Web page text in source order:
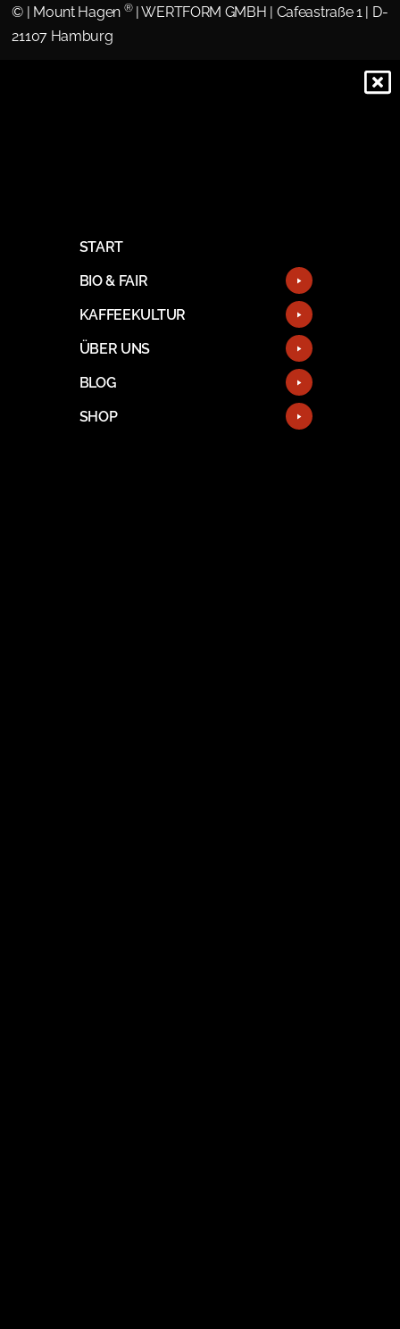
© | Mount Hagen ®| WERTFORM GMBH | Cafeastraße 1 | D-
21107 Hamburg
START
BIO & FAIR
KAFFEEKULTUR
ÜBER UNS
BLOG
SHOP